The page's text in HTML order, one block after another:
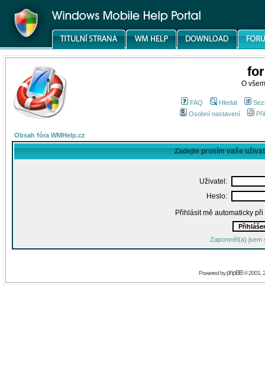
O
FAQ Hledat
Osobní nastavení
Obsah fóra WMHelp.cz
Zadejte prosím vaše
Uživatel:
Heslo:
Přihlásit mě automaticky
Zapomněl(a) jsem
Powered byphpBB© 2001,